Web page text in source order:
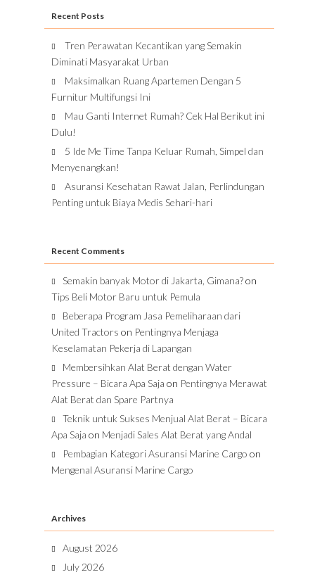
Recent Posts
Tren Perawatan Kecantikan yang Semakin
Diminati Masyarakat Urban
Maksimalkan Ruang Apartemen Dengan 5
Furnitur Multifungsi Ini
Mau Ganti Internet Rumah? Cek Hal Berikut ini
Dulu!
5 Ide Me Time Tanpa Keluar Rumah, Simpel dan
Menyenangkan!
Asuransi Kesehatan Rawat Jalan, Perlindungan
Penting untuk Biaya Medis Sehari-hari
Recent Comments
Semakin banyak Motor di Jakarta, Gimana?on
Tips Beli Motor Baru untuk Pemula
Beberapa Program Jasa Pemeliharaan dari
United Tractors on Pentingnya Menjaga
Keselamatan Pekerja di Lapangan
Membersihkan Alat Berat dengan Water
Pressure – Bicara Apa Saja on Pentingnya Merawat
Alat Berat dan Spare Partnya
Teknik untuk Sukses Menjual Alat Berat – Bicara
Apa Saja on Menjadi Sales Alat Berat yang Andal
Pembagian Kategori Asuransi Marine Cargo on
Mengenal Asuransi Marine Cargo
Archives
August 2026
July 2026